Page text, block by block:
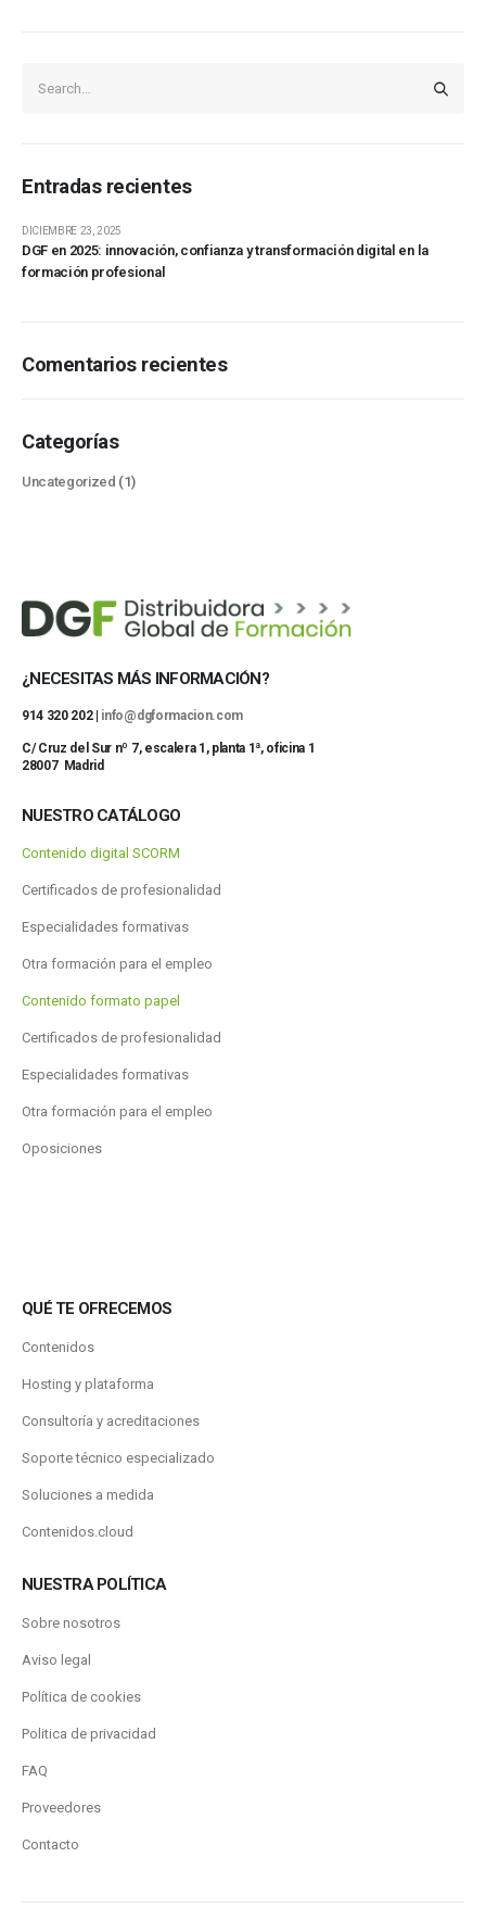
Entradas recientes
DGF en 2025: innovación, confianza y transformación digital en la
formación profesional
DICIEMBRE 23, 2025
Comentarios recientes
Categorías
Uncategorized (1)
¿NECESITAS MÁS INFORMACIÓN?
914 320 202 | info@dgformacion.com
C/ Cruz del Sur nº 7, escalera 1, planta 1ª, oficina 1
28007 Madrid
NUESTRO CATÁLOGO
Contenido digital SCORM
Certificados de profesionalidad
Especialidades formativas
Otra formación para el empleo
Contenido formato papel
Certificados de profesionalidad
Especialidades formativas
Otra formación para el empleo
Oposiciones
QUÉ TE OFRECEMOS
Contenidos
Hosting y plataforma
Consultoría y acreditaciones
Soporte técnico especializado
Soluciones a medida
Contenidos.cloud
NUESTRA POLÍTICA
Sobre nosotros
Aviso legal
Política de cookies
Politica de privacidad
FAQ
Proveedores
Contacto